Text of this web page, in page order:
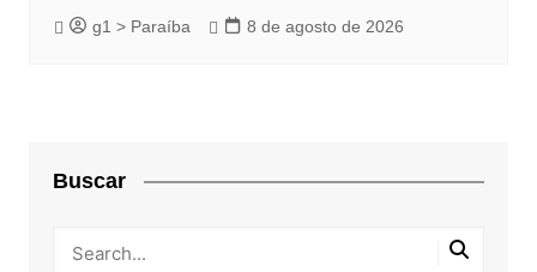
g1 > Paraíba 8 de agosto de 2026
Buscar